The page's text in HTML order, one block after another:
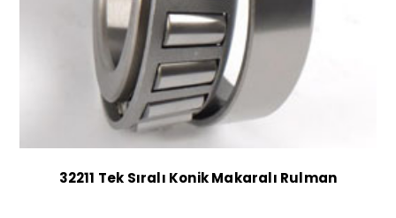
32211 Tek Sıralı Konik Makaralı Rulman